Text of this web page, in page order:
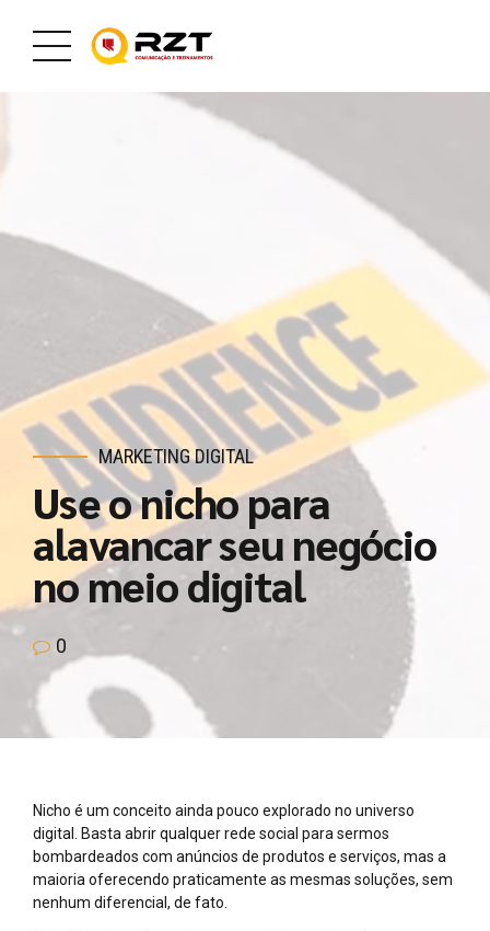
MARKETING DIGITAL
Use o nicho para
alavancar seu negócio
no meio digital
0
Nicho é um conceito ainda pouco explorado no universo
digital. Basta abrir qualquer rede social para sermos
bombardeados com anúncios de produtos e serviços, mas a
maioria oferecendo praticamente as mesmas soluções, sem
nenhum diferencial, de fato.